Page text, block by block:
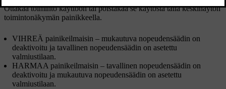
Ottakaa toiminto käyttöön tai poistakaa se käytöstä tällä keskinäytön
toimintonäkymän painikkeella.
VIHREÄ painikeilmaisin – mukautuva nopeudensäädin on
deaktivoitu ja tavallinen nopeudensäädin on asetettu
valmiustilaan.
HARMAA painikeilmaisin – tavallinen nopeudensäädin on
deaktivoitu ja mukautuva nopeudensäädin on asetettu
valmiustilaan.